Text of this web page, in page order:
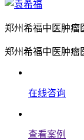
郑州希福中医肿瘤
郑州希福中医肿瘤
在线咨询
查看案例